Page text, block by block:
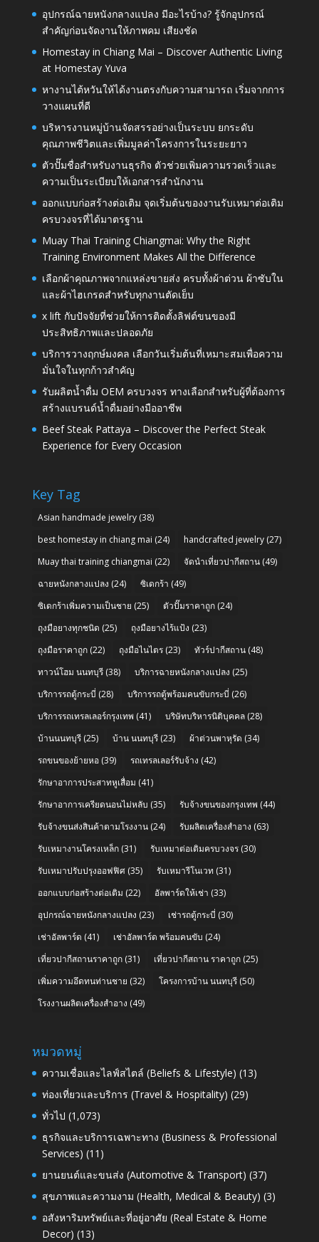
อุปกรณ์ฉายหนังกลางแปลง มีอะไรบ้าง? รู้จักอุปกรณ์
สำคัญก่อนจัดงานให้ภาพคม เสียงชัด
Homestay in Chiang Mai – Discover Authentic Living
at Homestay Yuva
หางานไต้หวันให้ได้งานตรงกับความสามารถ เริ่มจากการ
วางแผนที่ดี
บริหารงานหมู่บ้านจัดสรรอย่างเป็นระบบ ยกระดับ
คุณภาพชีวิตและเพิ่มมูลค่าโครงการในระยะยาว
ตัวปั๊มชื่อสำหรับงานธุรกิจ ตัวช่วยเพิ่มความรวดเร็วและ
ความเป็นระเบียบให้เอกสารสำนักงาน
ออกแบบก่อสร้างต่อเติม จุดเริ่มต้นของงานรับเหมาต่อเติม
ครบวงจรที่ได้มาตรฐาน
Muay Thai Training Chiangmai: Why the Right
Training Environment Makes All the Difference
เลือกผ้าคุณภาพจากแหล่งขายส่ง ครบทั้งผ้าต่วน ผ้าซับใน
และผ้าไฮเกรดสำหรับทุกงานตัดเย็บ
x lift กับปัจจัยที่ช่วยให้การติดตั้งลิฟต์ขนของมี
ประสิทธิภาพและปลอดภัย
บริการวางฤกษ์มงคล เลือกวันเริ่มต้นที่เหมาะสมเพื่อความ
มั่นใจในทุกก้าวสำคัญ
รับผลิตน้ำดื่ม OEM ครบวงจร ทางเลือกสำหรับผู้ที่ต้องการ
สร้างแบรนด์น้ำดื่มอย่างมืออาชีพ
Beef Steak Pattaya – Discover the Perfect Steak
Experience for Every Occasion
Key Tag
Asian handmade jewelry(38)
best homestay in chiang mai (24) handcrafted jewelry(27)
Muay thai training chiangmai (22) จัดนำเที่ยวปากีสถาน(49)
ฉายหนังกลางแปลง (24) ซิเดกร้า (49)
ซิเดกร้าเพิ่มความเป็นชาย (25) ตัวปั๊มราคาถูก(24)
ถุงมือยางทุกชนิด (25) ถุงมือยางไร้แป้ง (23)
ถุงมือราคาถูก(22) ถุงมือไนไตร(23) ทัวร์ปากีสถาน(48)
ทาวน์โฮม นนทบุรี(38) บริการฉายหนังกลางแปลง (25)
บริการรถตู้กระบี่ (28) บริการรถตู้พร้อมคนขับกระบี่ (26)
บริการรถเทรลเลอร์กรุงเทพ (41) บริษัทบริหารนิติบุคคล(28)
บ้านนนทบุรี(25) บ้าน นนทบุรี(23) ผ้าต่วนพาหุรัด (34)
รถขนของย้ายหอ(39) รถเทรลเลอร์รับจ้าง (42)
รักษาอาการประสาทหูเสื่อม (41)
รักษาอาการเครียดนอนไม่หลับ (35) รับจ้างขนของกรุงเทพ (44)
รับจ้างขนส่งสินค้าตามโรงงาน(24) รับผลิตเครื่องสำอาง (63)
รับเหมางานโครงเหล็ก(31) รับเหมาต่อเติมครบวงจร(30)
รับเหมาปรับปรุงออฟฟิศ(35) รับเหมารีโนเวท (31)
ออกแบบก่อสร้างต่อเติม (22) อัลพาร์ดให้เช่า (33)
อุปกรณ์ฉายหนังกลางแปลง (23) เช่ารถตู้กระบี่ (30)
เช่าอัลพาร์ด (41) เช่าอัลพาร์ด พร้อมคนขับ (24)
เที่ยวปากีสถานราคาถูก(31) เที่ยวปากีสถาน ราคาถูก(25)
เพิ่มความอึดทนท่านชาย (32) โครงการบ้าน นนทบุรี(50)
โรงงานผลิตเครื่องสำอาง (49)
หมวดหมู่
ความเชื่อและไลฟ์สไตล์ (Beliefs & Lifestyle) (13)
ท่องเที่ยวและบริการ (Travel & Hospitality) (29)
ทั่วไป (1,073)
ธุรกิจและบริการเฉพาะทาง (Business & Professional
Services) (11)
ยานยนต์และขนส่ง (Automotive & Transport) (37)
สุขภาพและความงาม (Health, Medical & Beauty) (3)
อสังหาริมทรัพย์และที่อยู่อาศัย (Real Estate & Home
Decor) (13)